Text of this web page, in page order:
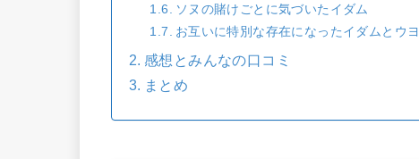
ソヌの賭けごとに気づいたイダム
お互いに特別な存在になったイダムとウヨ
感想とみんなの口コミ
まとめ